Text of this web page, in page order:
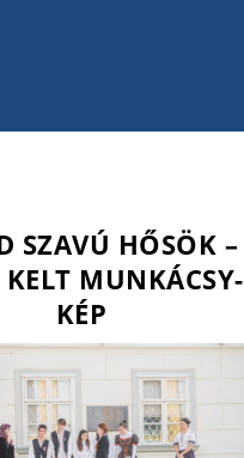
SZAVÚ HŐSÖK –
KELT MUNKÁCSY-
KÉP